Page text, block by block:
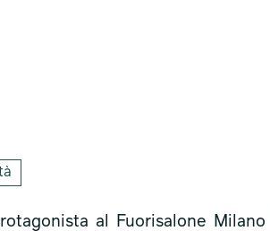
al Fuorisalone